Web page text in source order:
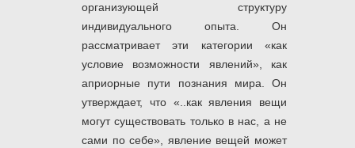
организующей структуру
индивидуального опыта. Он
рассматривает эти категории «как
условие возможности явлений», как
априорные пути познания мира. Он
утверждает, что «..как явления вещи
могут существовать только в нас, а не
сами по себе», явление вещей может